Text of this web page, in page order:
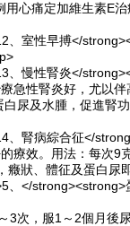
心痛定加維生素E
、室性早搏</
、慢性腎炎</
急性腎炎好，尤以
尿及水腫，促進腎
、腎病綜合征</
療效。用法：每次9
癥狀、體征及蛋白尿
</strong><strong>
3次，服1～2個月後